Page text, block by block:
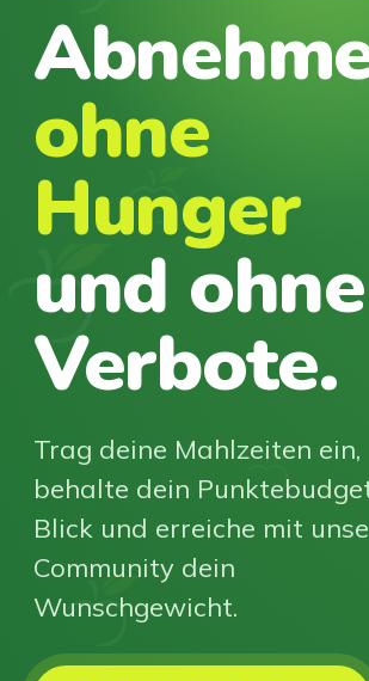
ohne
Hunger
und ohne
Verbote.
Trag deine Mahlzeiten ein,
behalte dein
Blick und erreiche mit
Community dein
Wunschgewicht.